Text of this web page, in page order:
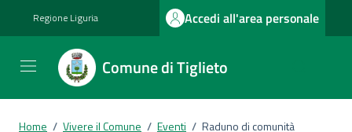
Regione Liguria Accedi all'area personale
Comune di Tiglieto
Home / Vivere il Comune / Eventi / Raduno di comunità